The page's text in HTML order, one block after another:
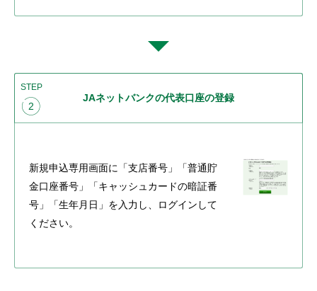
STEP
2
JAネットバンクの代表口座の登録
新規申込専用画面に「支店番号」「普通貯
金口座番号」「キャッシュカードの暗証番
号」「生年月日」を入力し、ログインして
ください。